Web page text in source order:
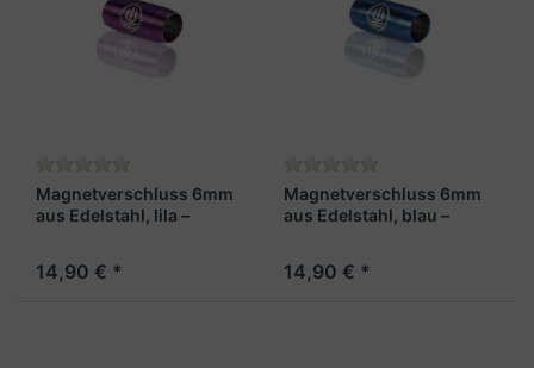
Magnetverschluss 6mm
aus Edelstahl, lila –
14,90 € *
Magnetverschluss 6mm
aus Edelstahl, blau –
14,90 € *